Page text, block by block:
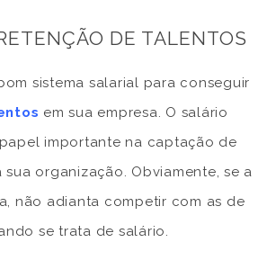
DE TALENTOS
sistema salarial para conseguir
em sua empresa. O salário
importante na captação de
sua organização. Obviamente, se a
não adianta competir com as de
se trata de salário.